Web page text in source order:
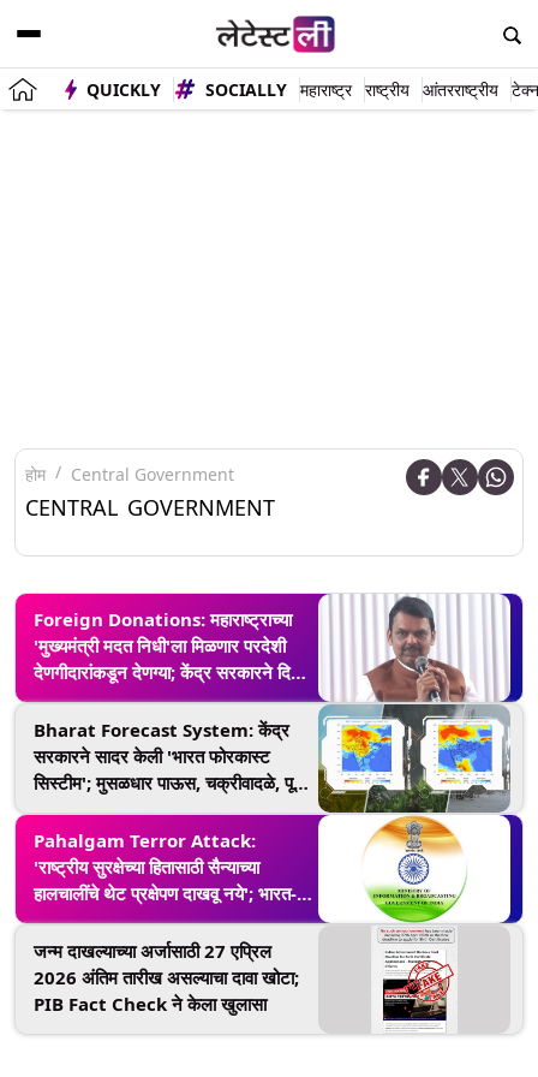
QUICKLY SOCIALLY महाराष्ट्र राष्ट्रीय आंतरराष्ट्रीय
होम Central Government
CENTRAL GOVERNMENT
Foreign Donations: महाराष्ट्राच्या
'मुख्यमंत्री मदत निधी'ला मिळणार परदेशी
देणगीदारांकडून देणग्या; केंद्र सरकारने दिली
परवानगी, ठरले पहिले राज्य
Bharat Forecast System: केंद्र
सरकारने सादर केली 'भारत फोरकास्ट
सिस्टीम'; मुसळधार पाऊस, चक्रीवादळे, पूर
यांचा अंदाज अधिक अचूकपणे लावता येणार,
जाणून घ्या काय आहे खास
Pahalgam Terror Attack:
'राष्ट्रीय सुरक्षेच्या हितासाठी सैन्याच्या
हालचालींचे थेट प्रक्षेपण दाखवू नये'; भारत-
पाकिस्तान तणावाच्या पार्श्वभूमीवर सरकारने
मीडिया चॅनेल्ससाठी जारी केली अ‍ॅडव्हायझरी
जन्म दाखल्याच्या अर्जासाठी 27 एप्रिल
2026 अंतिम तारीख असल्याचा दावा खोटा;
PIB Fact Check ने केला खुलासा